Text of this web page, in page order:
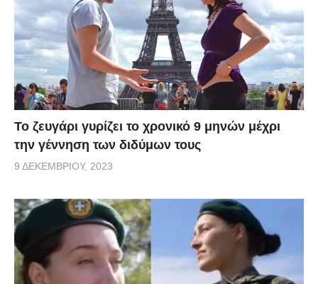
Το ζευγάρι γυρίζει το χρονικό 9 μηνών μέχρι
την γέννηση των διδύμων τους
9 ΔΕΚΕΜΒΡΊΟΥ, 2023